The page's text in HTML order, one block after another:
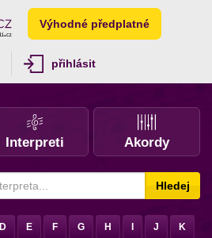
Výhodné předplatné
přihlásit
Interpreti Akordy
Hledej
D E F G H J K